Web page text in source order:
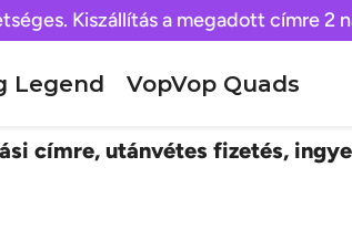
Kiszállítás a megadott címre 2
Legend VopVop Quads
címre, utánvétes fizetés,